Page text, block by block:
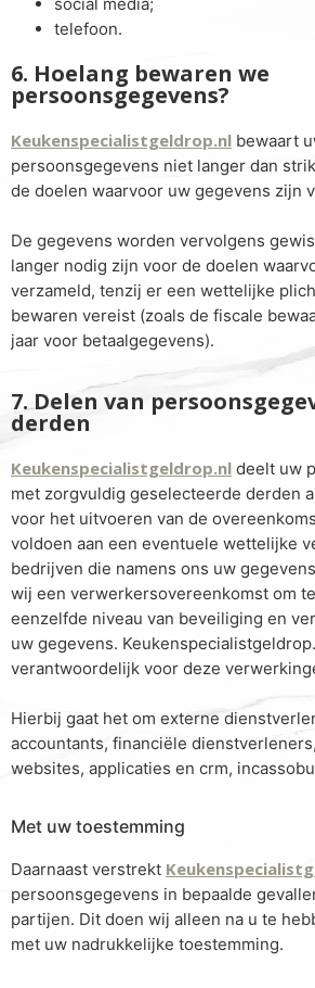
telefoon.
6. Hoelang bewaren we
persoonsgegevens?
Keukenspecialistgeldrop.nl bewaart
persoonsgegevens niet langer dan
de doelen waarvoor uw gegevens zijn
De gegevens worden vervolgens
langer nodig zijn voor de doelen
verzameld, tenzij er een wettelijke
bewaren vereist (zoals de fiscale
jaar voor betaalgegevens).
7. Delen van
derden
Keukenspecialistgeldrop.nl deelt uw
met zorgvuldig geselecteerde derden
voor het uitvoeren van de
voldoen aan een eventuele wettelijke
bedrijven die namens ons uw
wij een verwerkersovereenkomst om
eenzelfde niveau van beveiliging en
uw gegevens.
verantwoordelijk voor deze
Hierbij gaat het om externe
accountants, financiële
websites, applicaties en crm,
Met uw toestemming
Daarnaast verstrekt
persoonsgegevens in bepaalde
partijen. Dit doen wij alleen na u te
met uw nadrukkelijke toestemming.